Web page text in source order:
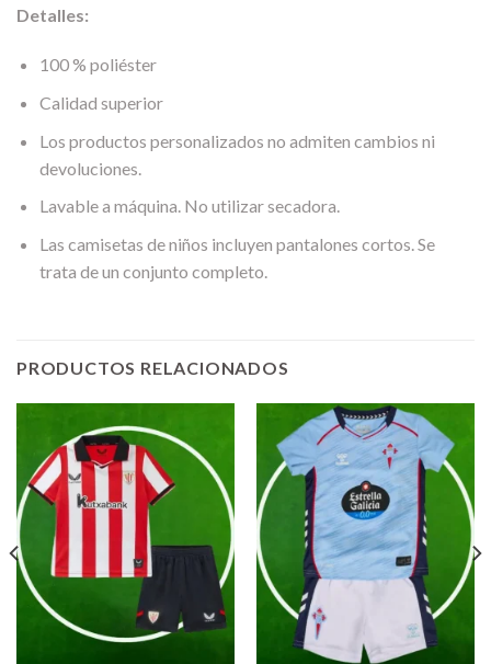
Detalles:
100 % poliéster
Calidad superior
Los productos personalizados no admiten cambios ni
devoluciones.
Lavable a máquina. No utilizar secadora.
Las camisetas de niños incluyen pantalones cortos. Se
trata de un conjunto completo.
PRODUCTOS RELACIONADOS